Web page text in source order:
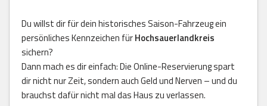
Du willst dir für dein historisches Saison-Fahrzeug ein
persönliches Kennzeichen fürHochsauerlandkreis
sichern?
Dann mach es dir einfach: Die Online-Reservierung spart
dir nicht nur Zeit, sondern auch Geld und Nerven – und du
brauchst dafür nicht mal das Haus zu verlassen.